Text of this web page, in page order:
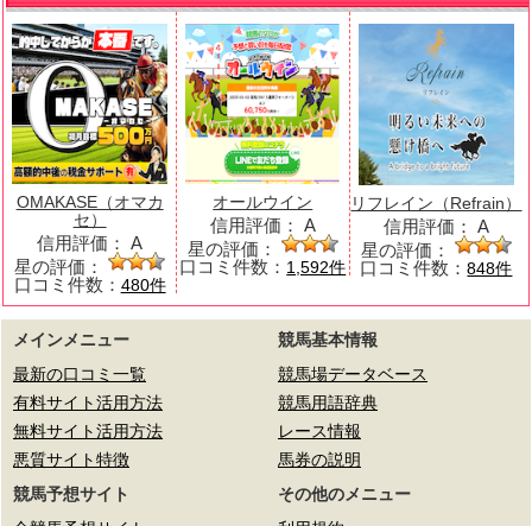
OMAKASE（オマカ
セ）
信用評価： A
星の評価：
口コミ件数： 480件
オールウイン
信用評価： A
星の評価：
口コミ件数： 1,592件
リフレイン（Refrain）
信用評価： A
星の評価：
口コミ件数：848件
メインメニュー
最新の口コミ一覧
有料サイト活用方法
無料サイト活用方法
悪質サイト特徴
競馬基本情報
競馬場データベース
競馬用語辞典
レース情報
馬券の説明
競馬予想サイト
その他のメニュー